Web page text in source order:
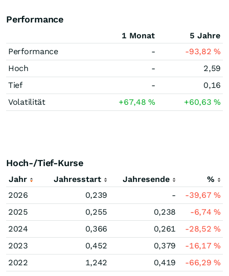
Performance
1 Monat
5 Jahre
Performance
- -93,82%
Hoch
-
2,59
Tief
-
0,16
Volatilität
+67,48% +60,63%
Hoch-/Tief-Kurse
Jahr Jahresstart Jahresende
%
2026
0,239 - -39,67%
2025
0,255 0,238 -6,74%
2024
0,366 0,261 -28,52%
2023
0,452 0,379 -16,17%
2022
1,242 0,419 -66,29%